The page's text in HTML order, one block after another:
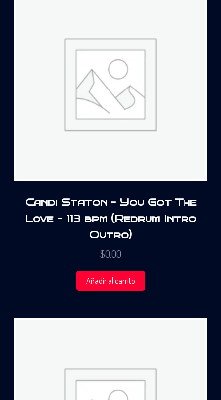
Candi Staton – You Got The
Love – 113 bpm (Redrum Intro
Outro)
$0.00
Añadir al carrito